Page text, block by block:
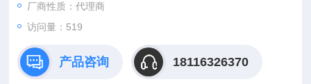
厂商性质：代理商
访问量：519
产品咨询 18116326370